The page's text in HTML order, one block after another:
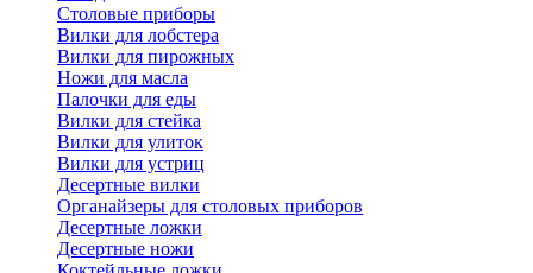
Cтоловые приборы
Вилки для лобстера
Вилки для пирожных
Ножи для масла
Палочки для еды
Вилки для стейка
Вилки для улиток
Вилки для устриц
Десертные вилки
Органайзеры для столовых приборов
Десертные ложки
Десертные ножи